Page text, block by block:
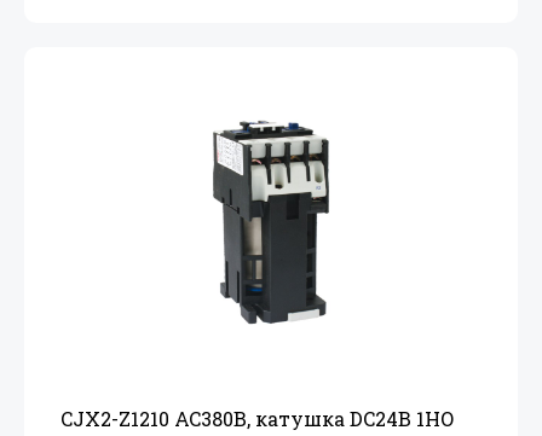
CJX2-Z1210 AC380В, катушка DC24В 1НО